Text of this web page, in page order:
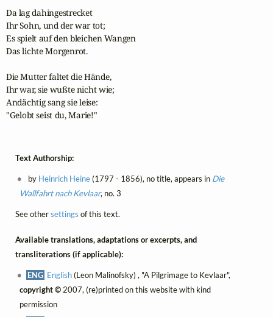
Da lag dahingestrecket
Ihr Sohn, und der war tot;
Es spielt auf den bleichen Wangen
Das lichte Morgenrot.
Die Mutter faltet die Hände,
Ihr war, sie wußte nicht wie;
Andächtig sang sie leise:
"Gelobt seist du, Marie!"
Text Authorship:
by Heinrich Heine(1797 - 1856), no title, appears in Die
Wallfahrt nach Kevlaar, no. 3
See othersettings of this text.
Available translations, adaptations or excerpts, and
transliterations (if applicable):
ENG English(Leon Malinofsky) , "A Pilgrimage to Kevlaar",
copyright ©2007, (re)printed on this website with kind
permission